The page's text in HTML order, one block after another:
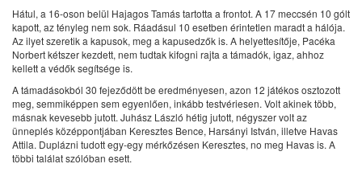
Hátul, a 16-oson belül Hajagos Tamás tartotta a frontot. A 17 meccsén 10 gólt
kapott, az tényleg nem sok. Ráadásul 10 esetben érintetlen maradt a hálója.
Az ilyet szeretik a kapusok, meg a kapusedzők is. A helyettesítője, Pacéka
Norbert kétszer kezdett, nem tudtak kifogni rajta a támadók, igaz, ahhoz
kellett a védők segítsége is.
A támadásokból 30 fejeződött be eredményesen, azon 12 játékos osztozott
meg, semmiképpen sem egyenlően, inkább testvériesen. Volt akinek több,
másnak kevesebb jutott. Juhász László hétig jutott, négyszer volt az
ünneplés középpontjában Keresztes Bence, Harsányi István, illetve Havas
Attila. Duplázni tudott egy-egy mérkőzésen Keresztes, no meg Havas is. A
többi találat szólóban esett.